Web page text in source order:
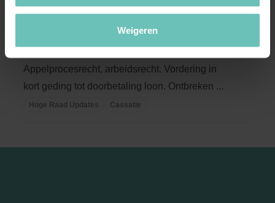
Weigeren
geding tot doorbetaling loon
(ECLI:NL:HR:2016:661, 15 april 2016, nr.
14/06323)
Appelprocesrecht, arbeidsrecht. Vordering in
kort geding tot doorbetaling loon. Ontbreken ...
Hoge Raad Updates Cassatie